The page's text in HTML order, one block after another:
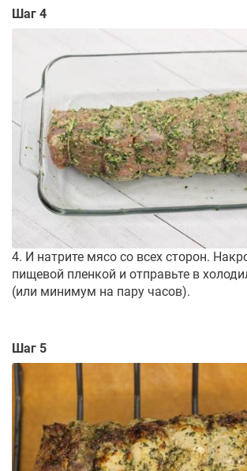
Шаг 4
4. И натрите мясо со всех сторон.
пищевой пленкой и отправьте в
(или минимум на пару часов).
Шаг 5